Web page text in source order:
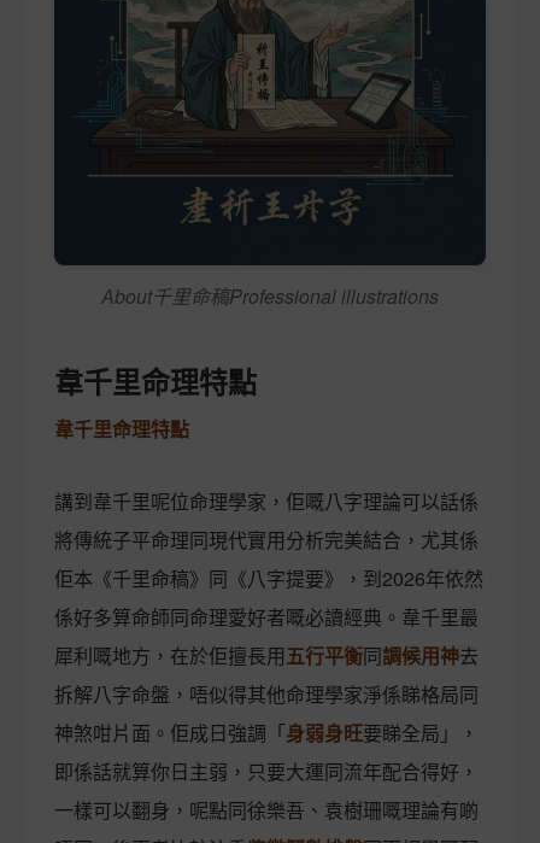
About千里命稿Professional illustrations
韋千里命理特點
韋千里命理特點
講到韋千里呢位命理學家，佢嘅八字理論可以話係
將傳統子平命理同現代實用分析完美結合，尤其係
佢本《千里命稿》同《八字提要》，到2026年依然
係好多算命師同命理愛好者嘅必讀經典。韋千里最
犀利嘅地方，在於佢擅長用五行平衡同調候用神去
拆解八字命盤，唔似得其他命理學家淨係睇格局同
神煞咁片面。佢成日強調「身弱身旺要睇全局」，
即係話就算你日主弱，只要大運同流年配合得好，
一樣可以翻身，呢點同徐樂吾、袁樹珊嘅理論有啲